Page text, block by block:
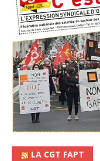
LA CGT FAPT